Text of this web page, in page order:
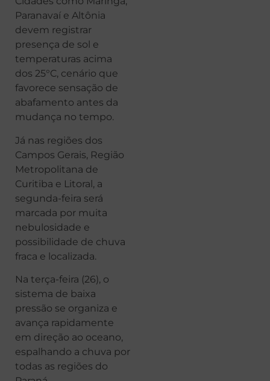
Paranavaí e Altônia
devem registrar
presença de sol e
temperaturas acima
dos 25°C, cenário que
favorece sensação de
abafamento antes da
mudança no tempo.
Já nas regiões dos
Campos Gerais, Região
Metropolitana de
Curitiba e Litoral, a
segunda-feira será
marcada por muita
nebulosidade e
possibilidade de chuva
fraca e localizada.
Na terça-feira (26), o
sistema de baixa
pressão se organiza e
avança rapidamente
em direção ao oceano,
espalhando a chuva por
todas as regiões do